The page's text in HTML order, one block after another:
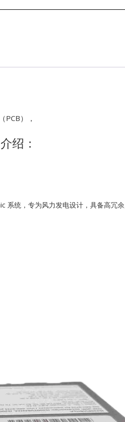
Kawasaki
REXROTH
WOODWARD
PCB），
绍：
系统，专为风力发电设计，具备高冗